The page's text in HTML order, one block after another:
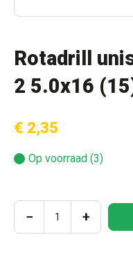
Rotadrill
2 5.0x16
€ 2,35
Op voorraad (3)
− +